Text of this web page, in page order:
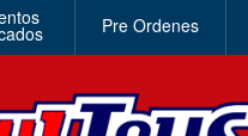
Pre Ordenes